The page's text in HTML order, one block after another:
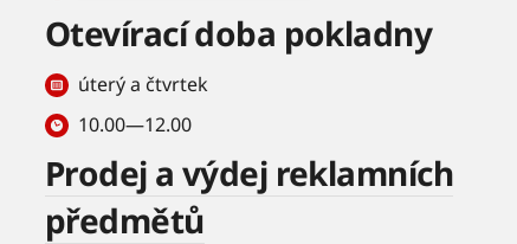
Otevírací doba pokladny
úterý a čtvrtek
10.00—12.00
Prodej a výdej reklamních
předmětů